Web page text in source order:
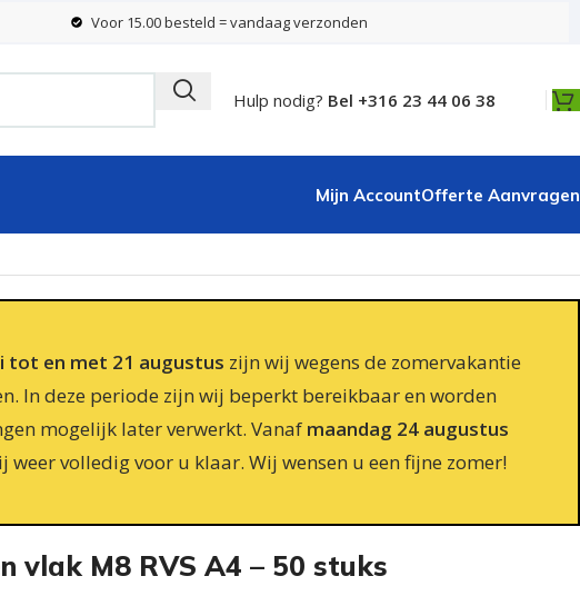
Voor 15.00 besteld = vandaag verzonden
Hulp nodig? Bel +316 23 44 06 38
Mijn AccountOfferte Aanvragen
tot en met 21 augustus zijn wij wegens de zomervakantie
In deze periode zijn wij beperkt bereikbaar en worden
mogelijk later verwerkt. Vanaf maandag 24 augustus
weer volledig voor u klaar. Wij wensen u een fijne zomer!
vlak M8 RVS A4 – 50 stuks